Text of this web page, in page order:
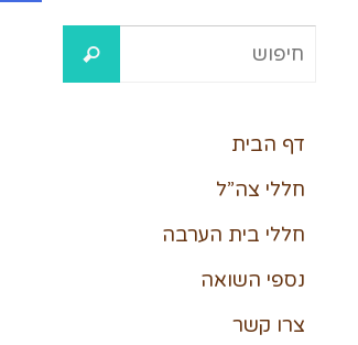
דף הבית
חללי צה”ל
חללי בית הערבה
נספי השואה
צרו קשר